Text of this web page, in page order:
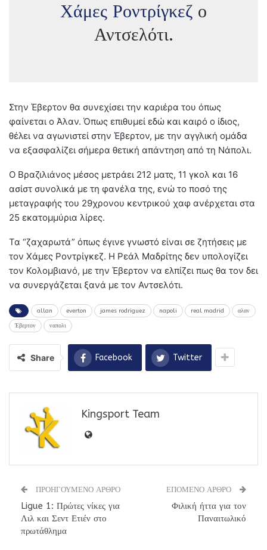
Χάμες Ροντρίγκεζ ο
Αντσελότι.
Στην Έβερτον θα συνεχίσει την καριέρα του όπως
φαίνεται ο Άλαν. Όπως επιθυμεί εδώ και καιρό ο ίδιος,
θέλει να αγωνιστεί στην Έβερτον, με την αγγλική ομάδα
να εξασφαλίζει σήμερα θετική απάντηση από τη Νάπολι.
Ο Βραζιλιάνος μέσος μετράει 212 ματς, 11 γκολ και 16
ασίστ συνολικά με τη φανέλα της, ενώ το ποσό της
μεταγραφής του 29χρονου κεντρικού χαφ ανέρχεται στα
25 εκατομμύρια λίρες.
Τα “ζαχαρωτά” όπως έγινε γνωστό είναι σε ζητήσεις με
τον Χάμες Ροντρίγκεζ. Η Ρεάλ Μαδρίτης δεν υπολογίζει
τον Κολομβιανό, με την Έβερτον να ελπίζει πως θα τον δει
να συνεργάζεται ξανά με τον Αντσελότι.
allan everton james rodriguez napoli real madrid αλαν
Έβερτον ναπολι
Share Facebook Twitter
Kingsport Team
ΠΡΟΗΓΟΥΜΕΝΟ ΑΡΘΡΟ
Ligue 1: Πρώτες νίκες για
Λιλ και Σεντ Ετιέν στο
πρωτάθλημα
ΕΠΟΜΕΝΟ ΑΡΘΡΟ
Φιλική ήττα για τον
Παναιτωλικό